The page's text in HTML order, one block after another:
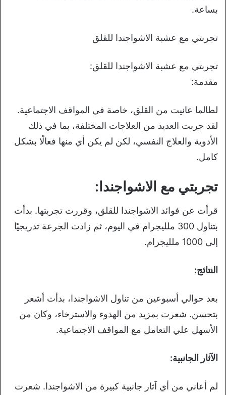
بساعة.
تجربتي مع عشبة الاشواجندا للقلق
تجربتي مع عشبة الاشواجندا للقلق:
مقدمة:
لطالما عانيت من القلق، خاصة في المواقف الاجتماعية.
لقد جربت العديد من العلاجات المختلفة، بما في ذلك
الأدوية والعلاج النفسي، لكن لم يكن أي منها فعالًا بشكل
كامل.
تجربتي مع الاشواجندا:
قرأت عن فوائد الاشواجندا للقلق، وقررت تجربتها. بدأت
بتناول 300 ملليجرام في اليوم، ثم زادت الجرعة تدريجيًا
إلى 1000 ملليجرام.
النتائج:
بعد حوالي أسبوعين من تناول الاشواجندا، بدأت أشعر
بتحسن. شعرت بمزيد من الهدوء والاسترخاء، وكان من
الأسهل علي التعامل مع المواقف الاجتماعية.
الآثار الجانبية:
لم أعاني من أي آثار جانبية كبيرة من الاشواجندا. شعرت